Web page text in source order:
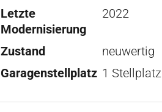
Letzte
Modernisierung
2022
Zustand
neuwertig
Garagen­stellplatz 1 Stellplatz